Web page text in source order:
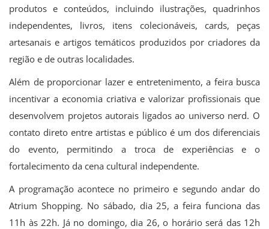
produtos e conteúdos, incluindo ilustrações, quadrinhos
independentes, livros, itens colecionáveis, cards, peças
artesanais e artigos temáticos produzidos por criadores da
região e de outras localidades.
Além de proporcionar lazer e entretenimento, a feira busca
incentivar a economia criativa e valorizar profissionais que
desenvolvem projetos autorais ligados ao universo nerd. O
contato direto entre artistas e público é um dos diferenciais
do evento, permitindo a troca de experiências e o
fortalecimento da cena cultural independente.
A programação acontece no primeiro e segundo andar do
Atrium Shopping. No sábado, dia 25, a feira funciona das
11h às 22h. Já no domingo, dia 26, o horário será das 12h